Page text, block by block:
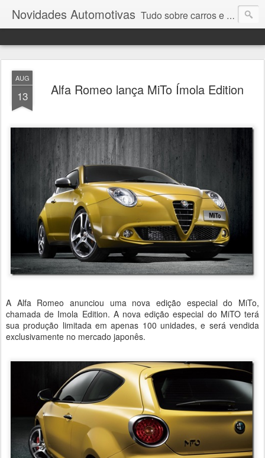
Novidades Automotivas Tudo sobre carros e motores
AUG
13 Alfa Romeo lança MiTo Ímola Edition
A Alfa Romeo anunciou uma nova edição especial do MiTo,
chamada de Imola Edition. A nova edição especial do MiTO terá
sua produção limitada em apenas 100 unidades, e será vendida
exclusivamente no mercado japonês.